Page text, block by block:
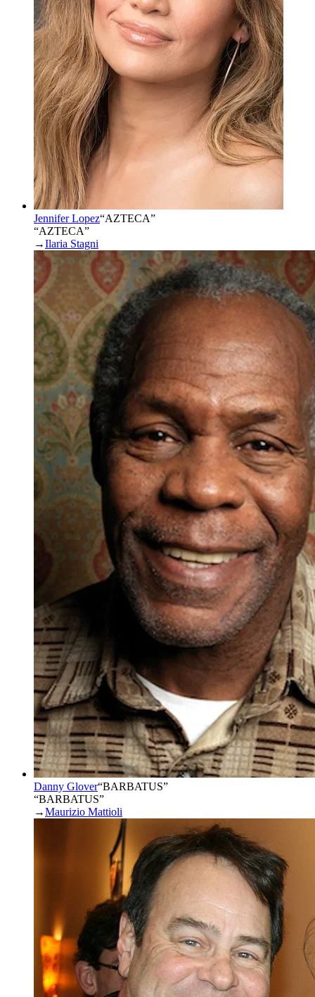
Jennifer Lopez“AZTECA”
“AZTECA”
→Ilaria Stagni
Danny Glover“BARBATUS”
“BARBATUS”
→Maurizio Mattioli